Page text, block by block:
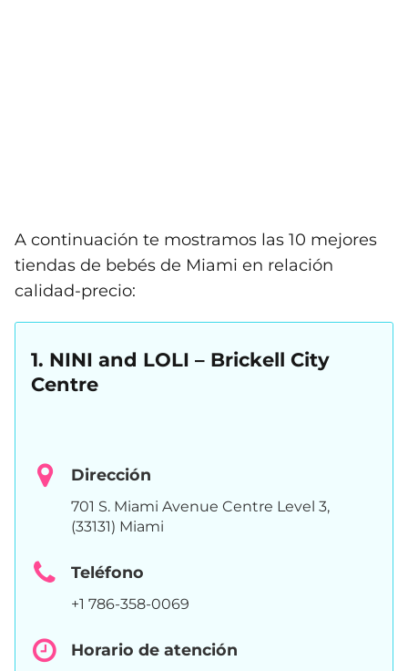
A continuación te mostramos las 10 mejores
tiendas de bebés de Miami en relación
calidad-precio:
1. NINI and LOLI – Brickell City
Centre
Dirección
701 S. Miami Avenue Centre Level 3,
(33131) Miami
Teléfono
+1 786-358-0069
Horario de atención